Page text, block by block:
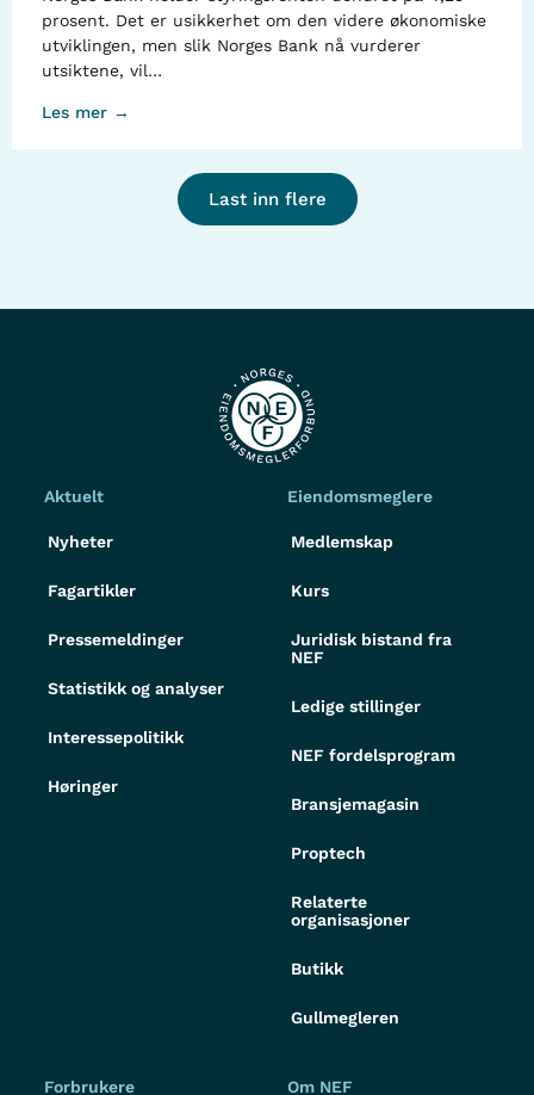
prosent. Det er usikkerhet om den videre økonomiske
utviklingen, men slik Norges Bank nå vurderer
utsiktene, vil…
Les mer →
Last inn flere
Aktuelt
Nyheter
Fagartikler
Pressemeldinger
Statistikk og analyser
Interessepolitikk
Høringer
Eiendomsmeglere
Medlemskap
Kurs
Juridisk bistand fra
NEF
Ledige stillinger
NEF fordelsprogram
Bransjemagasin
Proptech
Relaterte
organisasjoner
Butikk
Gullmegleren
Forbrukere Om NEF